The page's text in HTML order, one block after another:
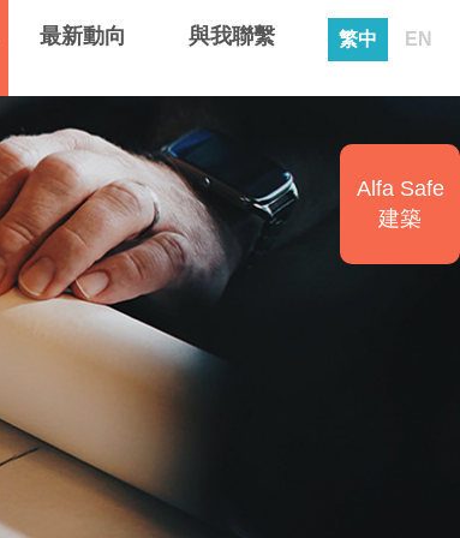
最新動向 與我聯繫 繁中 EN
Alfa Safe
建築